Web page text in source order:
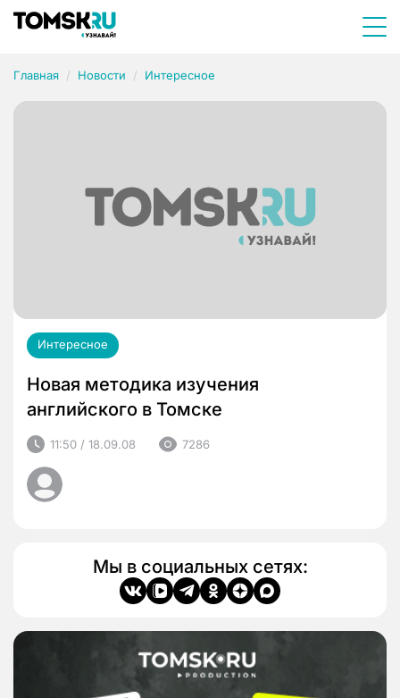
Главная Новости Интересное
Интересное
Новая методика изучения
английского в Томске
11:50 / 18.09.08 7286
Мы в социальных сетях: